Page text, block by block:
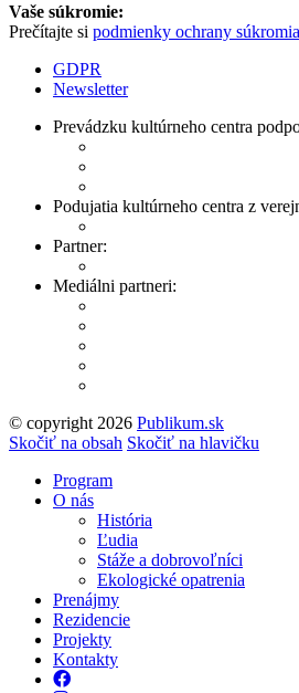
Vaše súkromie:
Prečítajte si podmienky ochrany súkromia
GDPR
Newsletter
Prevádzku kultúrneho centra
Podujatia kultúrneho centra z
Partner:
Mediálni partneri:
© copyright 2026 Publikum.sk
Tvorba stránok: Enjoy
Skočiť na obsah Skočiť na hlavičku
Program
O nás
História
Ľudia
Stáže a dobrovoľníci
Ekologické opatrenia
Prenájmy
Rezidencie
Projekty
Kontakty
Facebook